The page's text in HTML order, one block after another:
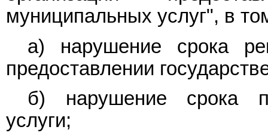
муниципальных услуг", в
а) нарушение срока
предоставлении
б) нарушение срока
услуги;